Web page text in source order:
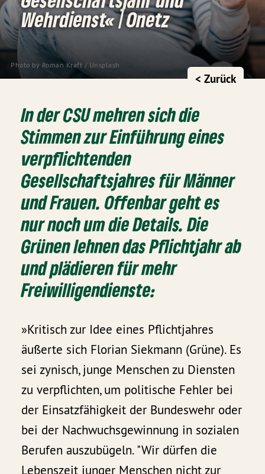
Photo by Roman Kraft / Unsplash
Wehrdienst« | Onetz
< Zurück
In der CSU mehren sich die
Stimmen zur Einführung eines
verpflichtenden
Gesellschaftsjahres für Männer
und Frauen. Offenbar geht es
nur noch um die Details. Die
Grünen lehnen das Pflichtjahr ab
und plädieren für mehr
Freiwilligendienste:
»Kritisch zur Idee eines Pflichtjahres
äußerte sich Florian Siekmann (Grüne). Es
sei zynisch, junge Menschen zu Diensten
zu verpflichten, um politische Fehler bei
der Einsatzfähigkeit der Bundeswehr oder
bei der Nachwuchsgewinnung in sozialen
Berufen auszubügeln. "Wir dürfen die
Lebenszeit junger Menschen nicht zur